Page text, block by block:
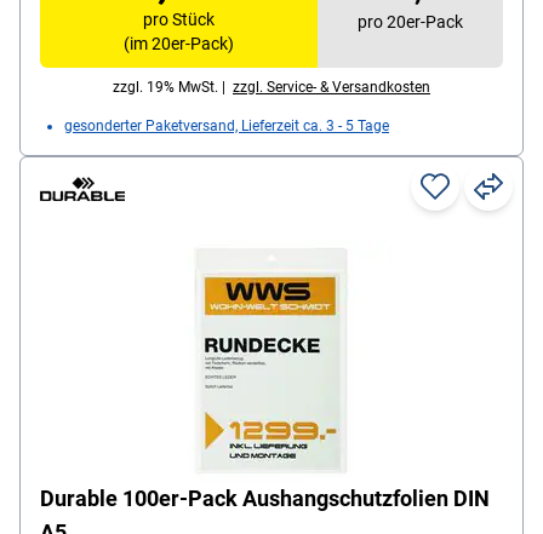
pro Stück
(im 20er-Pack)
pro 20er-Pack
zzgl. 19% MwSt. | zzgl. Service- & Versandkosten
gesonderter Paketversand, Lieferzeit ca. 3 - 5 Tage
Durable 100er-Pack Aushangschutzfolien DIN